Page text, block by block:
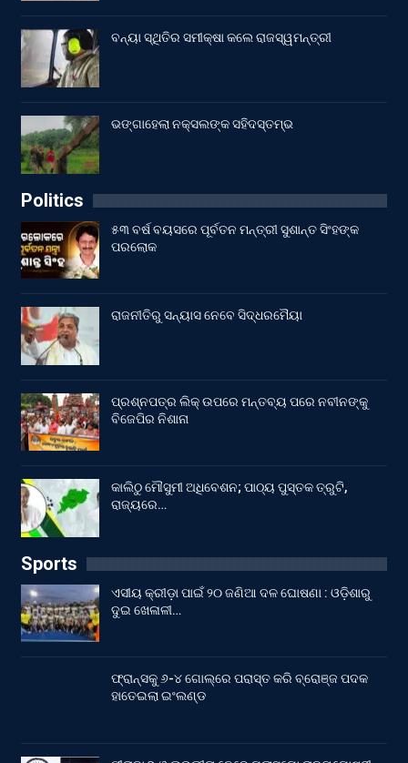
ବନ୍ୟା ସ୍ଥିତିର ସମୀକ୍ଷା କଲେ ରାଜସ୍ୱମନ୍ତ୍ରୀ
ଭଙ୍ଗାହେଲା ନକ୍ସଲଙ୍କ ସହିଦସ୍ତମ୍ଭ
Politics
୫୩ ବର୍ଷ ବୟସରେ ପୂର୍ବତନ ମନ୍ତ୍ରୀ ସୁଶାନ୍ତ ସିଂହଙ୍କ
ପରଲୋକ
ରାଜନୀତିରୁ ସନ୍ୟାସ ନେବେ ସିଦ୍ଧରମୈୟା
ପ୍ରଶ୍ନପତ୍ର ଲିକ୍ ଉପରେ ମନ୍ତବ୍ୟ ପରେ ନବୀନଙ୍କୁ
ବିଜେପିର ନିଶାନା
କାଲିଠୁ ମୌସୁମୀ ଅଧିବେଶନ; ପାଠ୍ୟ ପୁସ୍ତକ ତ୍ରୁଟି,
ରାଜ୍ୟରେ…
Sports
ଏସୀୟ କ୍ରୀଡ଼ା ପାଇଁ ୨୦ ଜଣିଆ ଦଳ ଘୋଷଣା : ଓଡ଼ିଶାରୁ
ଦୁଇ ଖେଳାଳୀ…
ଫ୍ରାନ୍ସକୁ ୬-୪ ଗୋଲ୍‌ରେ ପରାସ୍ତ କରି ବ୍ରୋଞ୍ଜ ପଦକ
ହାତେଇଲା ଇଂଲଣ୍ଡ